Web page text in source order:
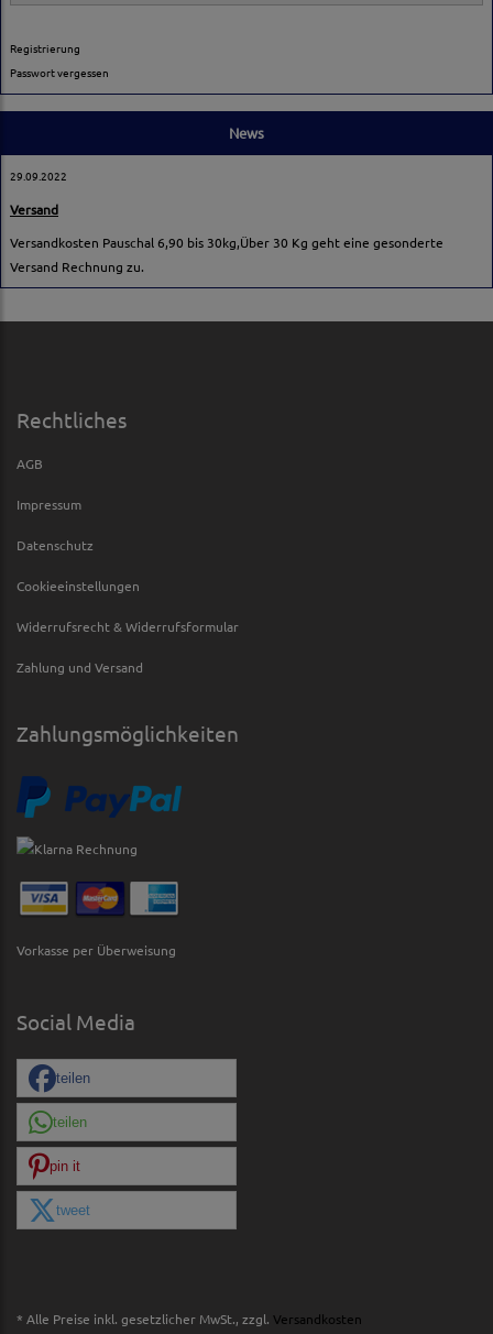
Registrierung
Passwort vergessen
News
29.09.2022
Versand
Versandkosten Pauschal 6,90 bis 30kg,Über 30 Kg geht eine gesonderte
Versand Rechnung zu.
Rechtliches
AGB
Impressum
Datenschutz
Cookieeinstellungen
Widerrufsrecht & Widerrufsformular
Zahlung und Versand
Zahlungsmöglichkeiten
Vorkasse per Überweisung
Social Media
teilen
teilen
pin it
tweet
* Alle Preise inkl. gesetzlicher MwSt., zzgl. Versandkosten